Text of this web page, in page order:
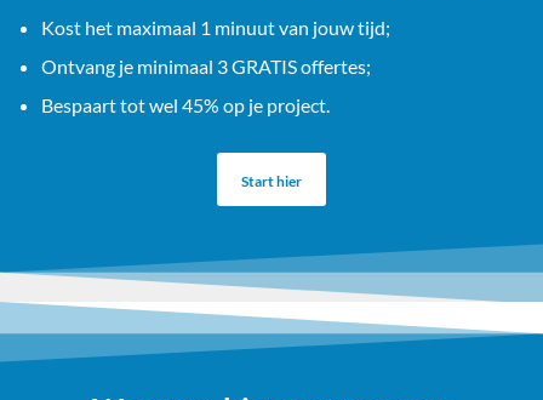
Kost het maximaal 1 minuut van jouw tijd;
Ontvang je minimaal 3 GRATIS offertes;
Bespaart tot wel 45% op je project.
Start hier